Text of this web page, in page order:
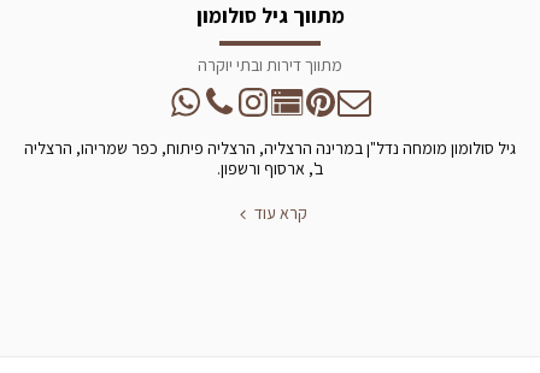
מתווך גיל סולומון
מתווך דירות ובתי יוקרה
גיל סולומון מומחה נדל"ן במרינה הרצליה, הרצליה פיתוח, כפר שמריהו, הרצליה
ב', ארסוף ורשפון.
קרא עוד